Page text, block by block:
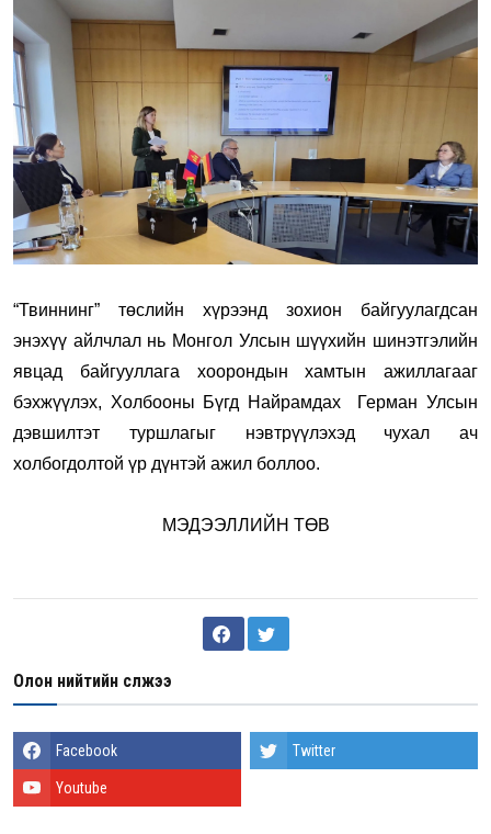
“Твиннинг” төслийн хүрээнд зохион байгуулагдсан
энэхүү айлчлал нь Монгол Улсын шүүхийн шинэтгэлийн
явцад байгууллага хоорондын хамтын ажиллагааг
бэхжүүлэх, Холбооны Бүгд Найрамдах Герман Улсын
дэвшилтэт туршлагыг нэвтрүүлэхэд чухал ач
холбогдолтой үр дүнтэй ажил боллоо.
МЭДЭЭЛЛИЙН ТӨВ
Олон нийтийн сүлжээ
Facebook Twitter
Youtube